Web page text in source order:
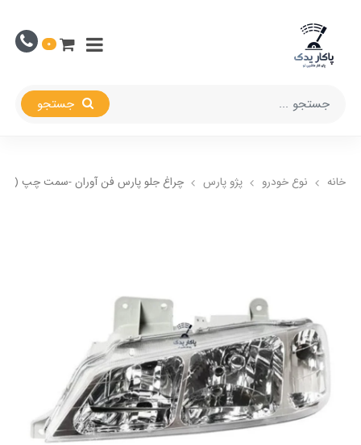
0
خانه نوع خودرو پژو پارس چراغ جلو پارس فن آوران -سمت چپ